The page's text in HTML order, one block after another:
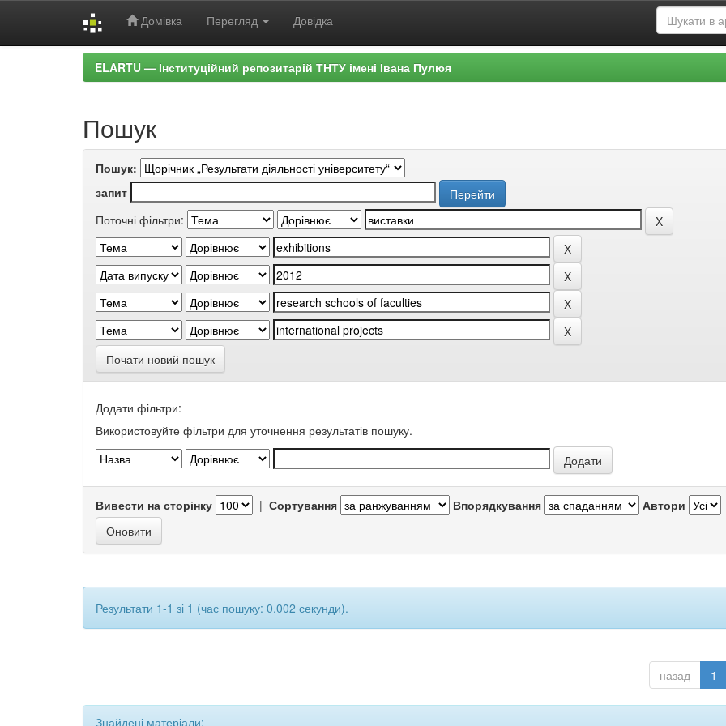
Домівка Перегляд Довідка
ELARTU — Інституційний репозитарій ТНТУ імені Івана Пулюя
Пошук
Пошук:
запит
Поточні фільтри:
Почати новий пошук
Додати фільтри:
Використовуйте фільтри для уточнення результатів пошуку.
Вивести на сторінку | Сортування Впорядкування Автори
Результати 1-1 зі 1 (час пошуку: 0.002 секунди).
назад 1
Знайдені матеріали: